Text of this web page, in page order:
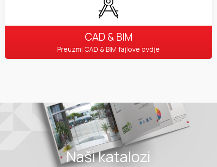
CAD & BIM
Preuzmi CAD & BIM fajlove ovdje
Naši katalozi